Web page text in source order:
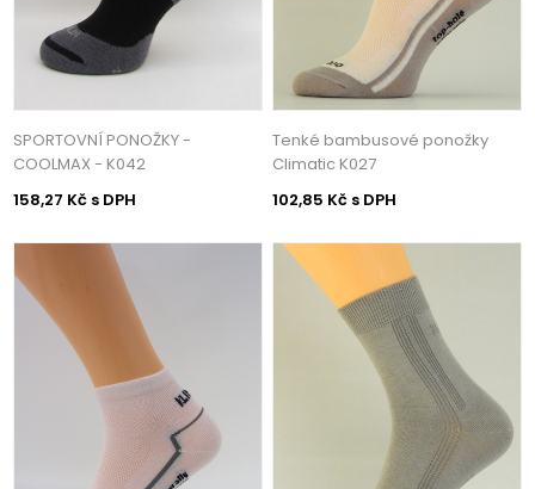
SPORTOVNÍ PONOŽKY -
COOLMAX - K042
158,27 Kč s DPH
Tenké bambusové ponožky
Climatic K027
102,85 Kč s DPH